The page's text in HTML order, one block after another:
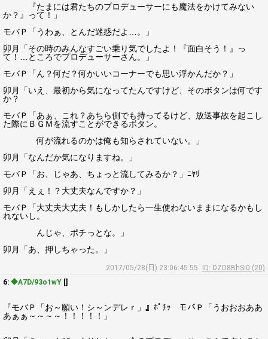
『たまには君たちのプロデューサーにも魔法をかけてみない
か？』って！」
モバＰ「うわぁ、とんだ迷惑だよ…。」
卯月「その時のみんなすごい乗り気でしたよ！『面白そう！』っ
て！…ところでプロデューサーさん。」
モバＰ「ん？何だ？何かいいコーナーでも思い浮かんだか？」
卯月「いえ、最初から気になってたんですけど、そのボタンは何です
か？
モバＰ「あぁ、これ？あちら側でも持ってるけど、放送事故を起こし
た際にＢＧＭを流すことができるボタン。
何が流れるのかは俺も知らされていない。」
卯月「なんだか気になりますね。」
モバＰ「お、じゃあ、ちょっと流してみるか？」ﾆﾔﾘ
卯月「えぇ！？大丈夫なんですか？」
モバＰ「大丈夫大丈夫！もしかしたら一生使わないままになるかもし
れないし。
んじゃ、ポチっとな。」
卯月「あ、押しちゃった。」
2017/05/28(日) 23:06:45.55
ID: DZD8BhSi0 (20)
6: ◆A7D/93o1wY []
『モバＰ「お～願い！シ～ンデレｒ」』ﾎﾟﾁｯ モバＰ「うおおおああ
あぁぁ～～～～！！！！！」